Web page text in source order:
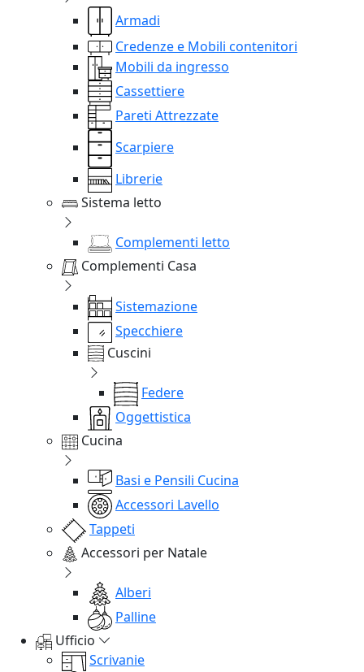
Armadi
Credenze e Mobili contenitori
Mobili da ingresso
Cassettiere
Pareti Attrezzate
Scarpiere
Librerie
Sistema letto
Complementi letto
Complementi Casa
Sistemazione
Specchiere
Cuscini
Federe
Oggettistica
Cucina
Basi e Pensili Cucina
Accessori Lavello
Tappeti
Accessori per Natale
Alberi
Palline
Ufficio
Scrivanie